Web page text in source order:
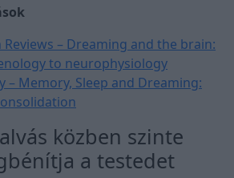
Reviews – Dreaming and the brain:
to neurophysiology
– Memory, Sleep and Dreaming:
közben szinte
a testedet